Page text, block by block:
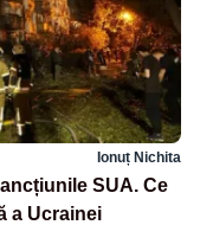
Ionuț Nichita
SUA. Ce
a Ucrainei